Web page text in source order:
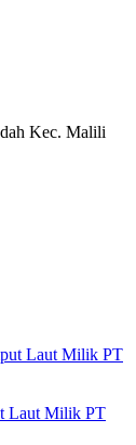
Kec. Malili
Laut Milik PT